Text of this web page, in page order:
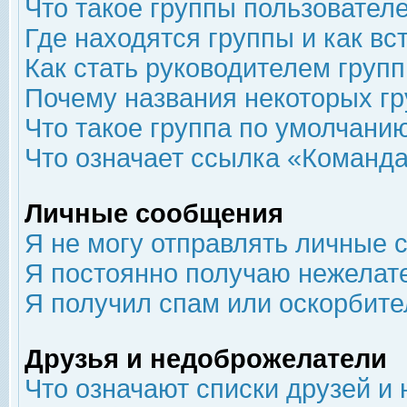
Что такое группы
Где находятся группы и как
Как стать руководителем
Почему названия некоторых
Что такое группа по
Что означает ссылка
Личные сообщения
Я не могу отправлять личные
Я постоянно получаю
Я получил спам или
Друзья и недоброжелатели
Что означают списки друзей